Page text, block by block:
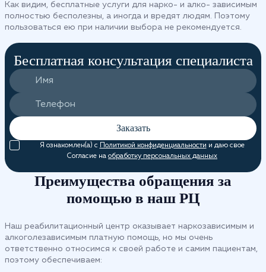
Как видим, бесплатные услуги для нарко- и алко- зависимым
полностью бесполезны, а иногда и вредят людям. Поэтому
пользоваться ею при наличии выбора не рекомендуется.
Бесплатная консультация специалиста
Заказать
Я ознакомлен(а) с Политикой конфиденциальности и даю свое
Согласие на обработку персональных данных
Преимущества обращения за
помощью в наш РЦ
Наш реабилитационный центр оказывает наркозависимым и
алкоголезависимым платную помощь, но мы очень
ответственно относимся к своей работе и самим пациентам,
поэтому обеспечиваем: